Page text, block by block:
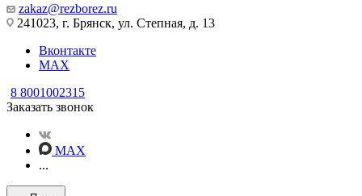
zakaz@rezborez.ru
241023, г. Брянск, ул. Степная, д. 13
Вконтакте
MAX
8 8001002315
Заказать звонок
MAX
...